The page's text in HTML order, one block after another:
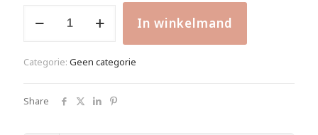
aantal
In winkelmand
Alternative:
Categorie: Geen categorie
Share